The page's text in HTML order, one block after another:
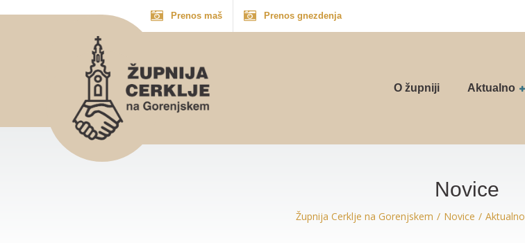
Prenos maš Prenos gnezdenja
O župniji Aktualno
Novice
Župnija Cerklje na Gorenjskem Novice Aktualno